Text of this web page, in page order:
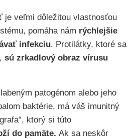
je veľmi dôležitou vlastnosťou
pomáha nám rýchlejšie
infekciu. Protilátky, ktoré sa
sú zrkadlový obraz vírusu
patogénom alebo jeho
baktérie, má váš imunitný
ktorý si túto
do pamäte. Ak sa neskôr